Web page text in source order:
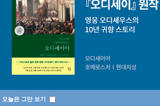
오늘은 그만 보기